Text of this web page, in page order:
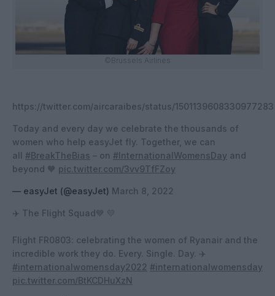
©Brussels Airlines
https://twitter.com/aircaraibes/status/1501139608330977283
Today and every day we celebrate the thousands of
women who help easyJet fly. Together, we can
all #BreakTheBias – on #InternationalWomensDay and
beyond 🧡 pic.twitter.com/3vv9TfFZoy
— easyJet (@easyJet) March 8, 2022
✈️ The Flight Squad💙 💛
Flight FR0803: celebrating the women of Ryanair and the
incredible work they do. Every. Single. Day. ✈️
#internationalwomensday2022 #internationalwomensday
pic.twitter.com/BtKCDHuXzN